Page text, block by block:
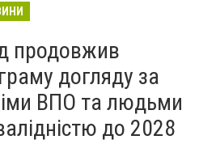
Бєдняков зіграє тата
новому українському
фільмі, - ФОТО
продовжив
догляду за
ВПО та людьми
до 2028